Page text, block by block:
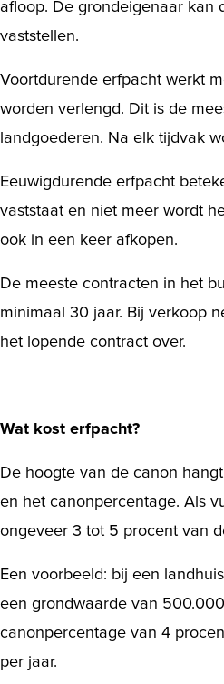
afloop. De grondeigenaar kan
vaststellen.
Voortdurende erfpacht werkt
worden verlengd. Dit is de
landgoederen. Na elk tijdvak
Eeuwigdurende erfpacht
vaststaat en niet meer wordt
ook in een keer afkopen.
De meeste contracten in het
minimaal 30 jaar. Bij verkoop
het lopende contract over.
Wat kost erfpacht?
De hoogte van de canon
en het canonpercentage. Als
ongeveer 3 tot 5 procent van
Een voorbeeld: bij een
een grondwaarde van
canonpercentage van 4
per jaar.